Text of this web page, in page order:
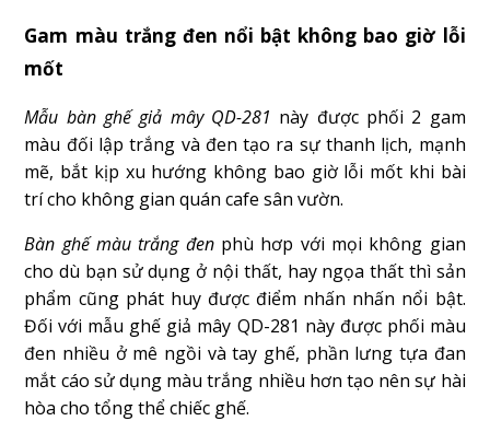
Gam màu trắng đen nổi bật không bao giờ lỗi
mốt
Mẫu bàn ghế giả mây QD-281 này được phối 2 gam
màu đối lập trắng và đen tạo ra sự thanh lịch, mạnh
mẽ, bắt kịp xu hướng không bao giờ lỗi mốt khi bài
trí cho không gian quán cafe sân vườn.
Bàn ghế màu trắng đen phù hơp với mọi không gian
cho dù bạn sử dụng ở nội thất, hay ngọa thất thì sản
phẩm cũng phát huy được điểm nhấn nhấn nổi bật.
Đối với mẫu ghế giả mây QD-281 này được phối màu
đen nhiều ở mê ngồi và tay ghế, phần lưng tựa đan
mắt cáo sử dụng màu trắng nhiều hơn tạo nên sự hài
hòa cho tổng thể chiếc ghế.